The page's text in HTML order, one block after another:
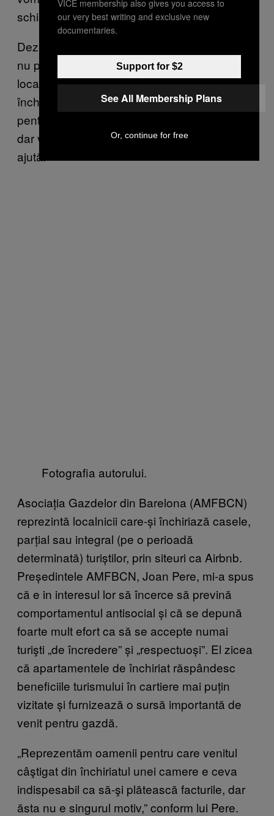
schimbă nimic.”
Dezbaterea din jurul apartamentelor turistice
nu provoacă tensiune doar între turiști și
localnici. Mulți localnici văd modelul de
închiriere în stil Airbnb ca o mană cerească
pentru economia Spaniei, care încă își revine,
dar venitul adus din tipul ăsta de turism tot
ajută.
Fotografia autorului.
Asociația Gazdelor din Barelona (AMFBCN)
reprezintă localnicii care-și închiriază casele,
parțial sau integral (pe o perioadă
determinată) turiștilor, prin siteuri ca Airbnb.
Președintele AMFBCN, Joan Pere, mi-a spus
că e in interesul lor să încerce să prevină
comportamentul antisocial și că se depună
foarte mult efort ca să se accepte numai
turişti „de încredere” și „respectuoși”. El zicea
că apartamentele de închiriat răspândesc
beneficiile turismului în cartiere mai puțin
vizitate și furnizează o sursă importantă de
venit pentru gazdă.
„Reprezentăm oamenii pentru care venitul
câştigat din închiriatul unei camere e ceva
indispesabil ca să-şi plătească facturile, dar
ăsta nu e singurul motiv,” conform lui Pere.
VICE membership also gives you access to
our very best writing and exclusive new
documentaries.
Support for $2
See All Membership Plans
Or, continue for free